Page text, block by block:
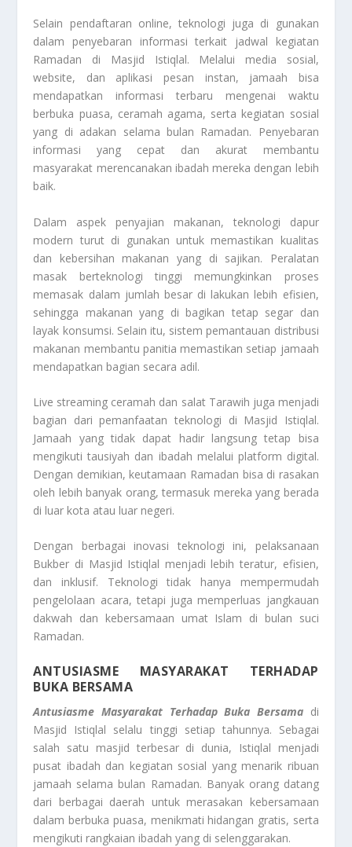
Selain pendaftaran online, teknologi juga di gunakan
dalam penyebaran informasi terkait jadwal kegiatan
Ramadan di Masjid Istiqlal. Melalui media sosial,
website, dan aplikasi pesan instan, jamaah bisa
mendapatkan informasi terbaru mengenai waktu
berbuka puasa, ceramah agama, serta kegiatan sosial
yang di adakan selama bulan Ramadan. Penyebaran
informasi yang cepat dan akurat membantu
masyarakat merencanakan ibadah mereka dengan lebih
baik.
Dalam aspek penyajian makanan, teknologi dapur
modern turut di gunakan untuk memastikan kualitas
dan kebersihan makanan yang di sajikan. Peralatan
masak berteknologi tinggi memungkinkan proses
memasak dalam jumlah besar di lakukan lebih efisien,
sehingga makanan yang di bagikan tetap segar dan
layak konsumsi. Selain itu, sistem pemantauan distribusi
makanan membantu panitia memastikan setiap jamaah
mendapatkan bagian secara adil.
Live streaming ceramah dan salat Tarawih juga menjadi
bagian dari pemanfaatan teknologi di Masjid Istiqlal.
Jamaah yang tidak dapat hadir langsung tetap bisa
mengikuti tausiyah dan ibadah melalui platform digital.
Dengan demikian, keutamaan Ramadan bisa di rasakan
oleh lebih banyak orang, termasuk mereka yang berada
di luar kota atau luar negeri.
Dengan berbagai inovasi teknologi ini, pelaksanaan
Bukber di Masjid Istiqlal menjadi lebih teratur, efisien,
dan inklusif. Teknologi tidak hanya mempermudah
pengelolaan acara, tetapi juga memperluas jangkauan
dakwah dan kebersamaan umat Islam di bulan suci
Ramadan.
ANTUSIASME MASYARAKAT TERHADAP
BUKA BERSAMA
Antusiasme Masyarakat Terhadap Buka Bersama di
Masjid Istiqlal selalu tinggi setiap tahunnya. Sebagai
salah satu masjid terbesar di dunia, Istiqlal menjadi
pusat ibadah dan kegiatan sosial yang menarik ribuan
jamaah selama bulan Ramadan. Banyak orang datang
dari berbagai daerah untuk merasakan kebersamaan
dalam berbuka puasa, menikmati hidangan gratis, serta
mengikuti rangkaian ibadah yang di selenggarakan.